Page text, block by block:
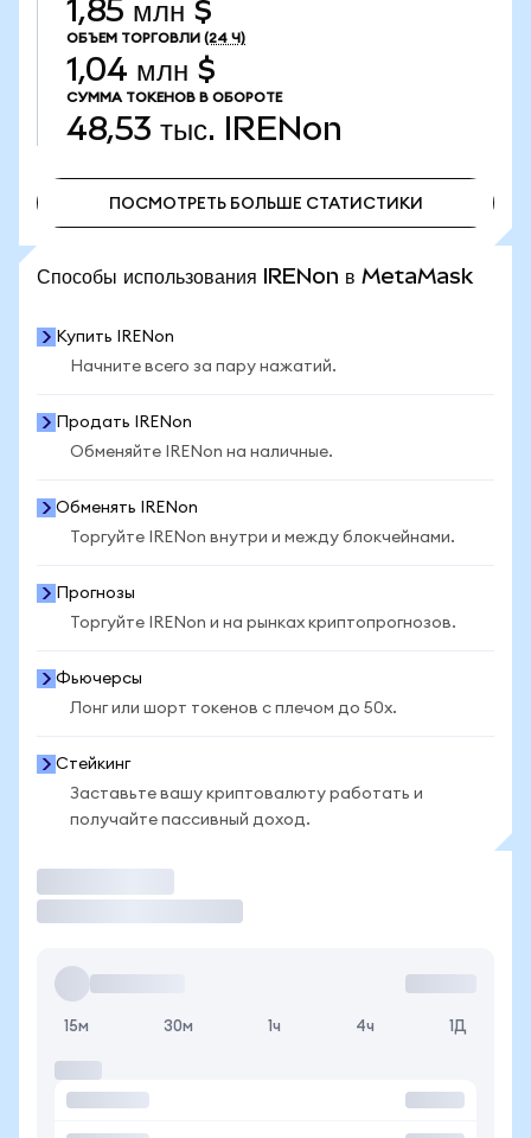
1,85 млн $
ОБЪЕМ ТОРГОВЛИ (24 Ч)
1,04 млн $
СУММА ТОКЕНОВ В ОБОРОТЕ
48,53 тыс. IRENon
ПОСМОТРЕТЬ БОЛЬШЕ СТАТИСТИКИ
Способы использования IRENon в MetaMask
Купить IRENon
Начните всего за пару нажатий.
Продать IRENon
Обменяйте IRENon на наличные.
Обменять IRENon
Торгуйте IRENon внутри и между блокчейнами.
Прогнозы
Торгуйте IRENon и на рынках криптопрогнозов.
Фьючерсы
Лонг или шорт токенов с плечом до 50x.
Стейкинг
Заставьте вашу криптовалюту работать и
получайте пассивный доход.
15м 30м 1ч 4ч 1Д